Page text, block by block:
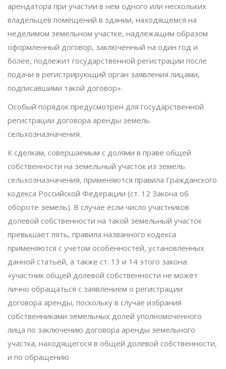
арендатора при участии в нем одного или нескольких
владельцев помещений в здании, находящемся на
неделимом земельном участке, надлежащим образом
оформленный договор, заключенный на один год и
более, подлежит государственной регистрации после
подачи в регистрирующий орган заявления лицами,
подписавшими такой договор».
Особый порядок предусмотрен для государственной
регистрации договора аренды земель
сельхозназначения.
К сделкам, совершаемым с долями в праве общей
собственности на земельный участок из земель
сельхозназначения, применяются правила Гражданского
кодекса Российской Федерации (ст. 12 Закона об
обороте земель). В случае если число участников
долевой собственности на такой земельный участок
превышает пять, правила названного кодекса
применяются с учетом особенностей, установленных
данной статьей, а также ст. 13 и 14 этого закона:
«участник общей долевой собственности не может
лично обращаться с заявлением о регистрации
договора аренды, поскольку в случае избрания
собственниками земельных долей уполномоченного
лица по заключению договора аренды земельного
участка, находящегося в общей долевой собственности,
и по обращению